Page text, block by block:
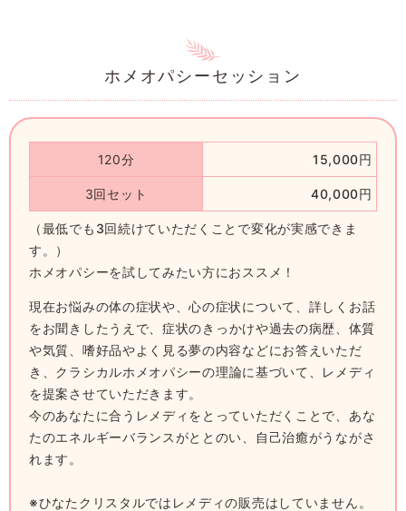
ホメオパシーセッション
120分 15,000円
3回セット 40,000円
（最低でも3回続けていただくことで変化が実感できま
す。）
ホメオパシーを試してみたい方におススメ！
現在お悩みの体の症状や、心の症状について、詳しくお話
をお聞きしたうえで、 症状のきっかけや過去の病歴、体質
や気質、嗜好品やよく見る夢の内容などにお答えいただ
き、 クラシカルホメオパシーの理論に基づいて、レメディ
を提案させていただきます。
今のあなたに合うレメディをとっていただくことで、 あな
たのエネルギーバランスがととのい、自己治癒がうながさ
れます。
※ひなたクリスタルではレメディの販売はしていません。